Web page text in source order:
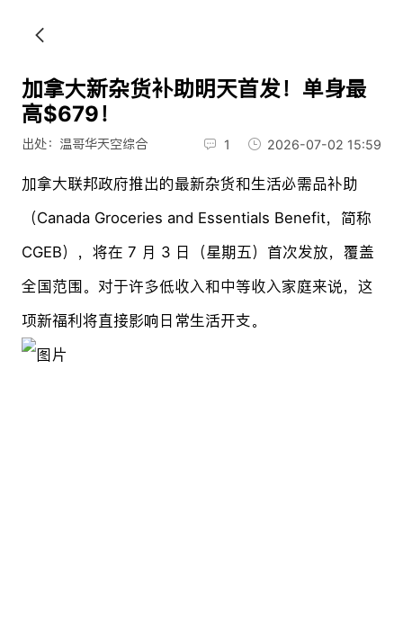
加拿大新杂货补助明天首发！单身最
高$679！
出处：温哥华天空综合 1 2026-07-02 15:59
加拿大联邦政府推出的最新杂货和生活必需品补助
（Canada Groceries and Essentials Benefit，简称
CGEB），将在 7 月 3 日（星期五）首次发放，覆盖
全国范围。对于许多低收入和中等收入家庭来说，这
项新福利将直接影响日常生活开支。